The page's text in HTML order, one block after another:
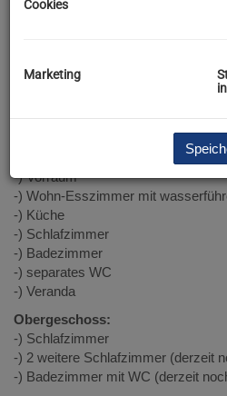
-)Veranda
-)Rohdachboden mit weiterem
-) Vorraum
-) Wohn-Esszimmer mit
-) Küche
-) Schlafzimmer
-) Badezimmer
-) separates WC
-) Veranda
Obergeschoss:
-) Schlafzimmer
-) 2 weitere Schlafzimmer (derzeit
-) Badezimmer mit WC (derzeit
Cookies
Marketing